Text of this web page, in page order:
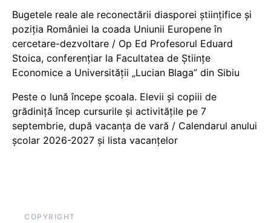
Bugetele reale ale reconectării diasporei științifice și
poziția României la coada Uniunii Europene în
cercetare-dezvoltare / Op Ed Profesorul Eduard
Stoica, conferențiar la Facultatea de Științe
Economice a Universității „Lucian Blaga” din Sibiu
Peste o lună începe școala. Elevii și copiii de
grădiniță încep cursurile și activitățile pe 7
septembrie, după vacanța de vară / Calendarul anului
școlar 2026-2027 și lista vacanțelor
COPYRIGHT